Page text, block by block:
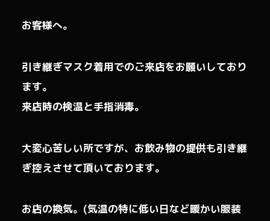
お客様へ。
引き継ぎマスク着用でのご来店をお願いしており
ます。
来店時の検温と手指消毒。
大変心苦しい所ですが、お飲み物の提供も引き継
ぎ控えさせて頂いております。
お店の換気。(気温の特に低い日など暖かい服装